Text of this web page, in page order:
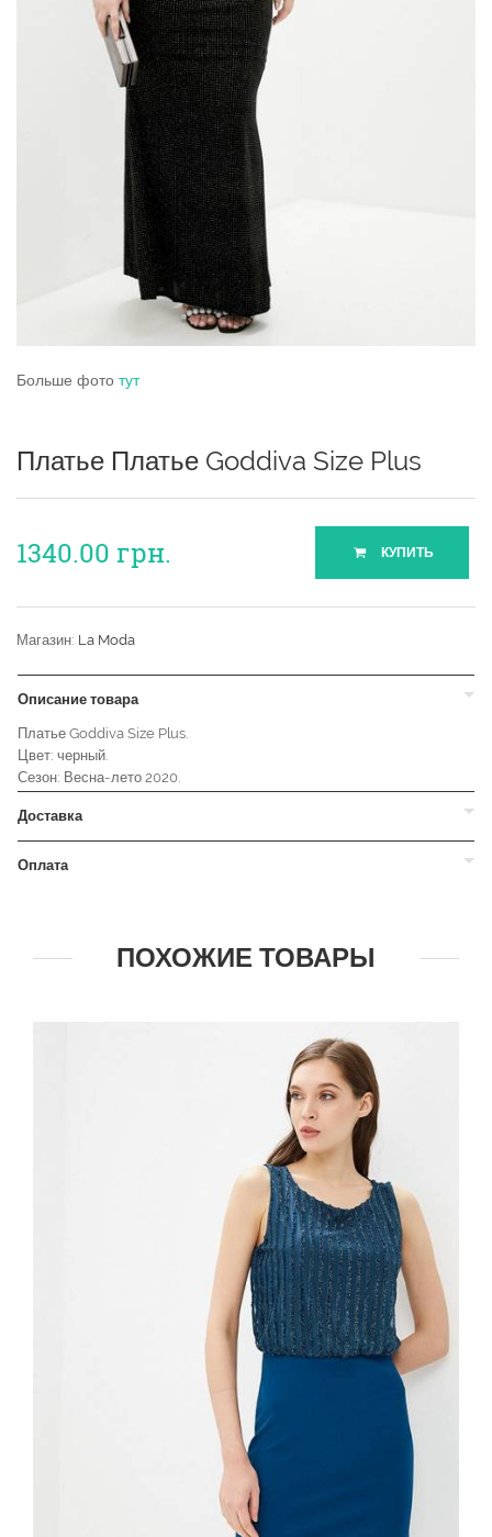
Больше фото тут
Платье Платье Goddiva Size Plus
1340.00 грн. КУПИТЬ
Магазин: La Moda
Описание товара
Платье Goddiva Size Plus.
Цвет: черный.
Сезон: Весна-лето 2020.
Доставка
Оплата
ПОХОЖИЕ ТОВАРЫ